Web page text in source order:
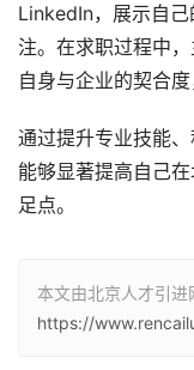
LinkedIn，展示自
注。在求职过程中
自身与企业的契合
通过提升专业技能
能够显著提高自己
足点。
本文由北京人才引进
https://